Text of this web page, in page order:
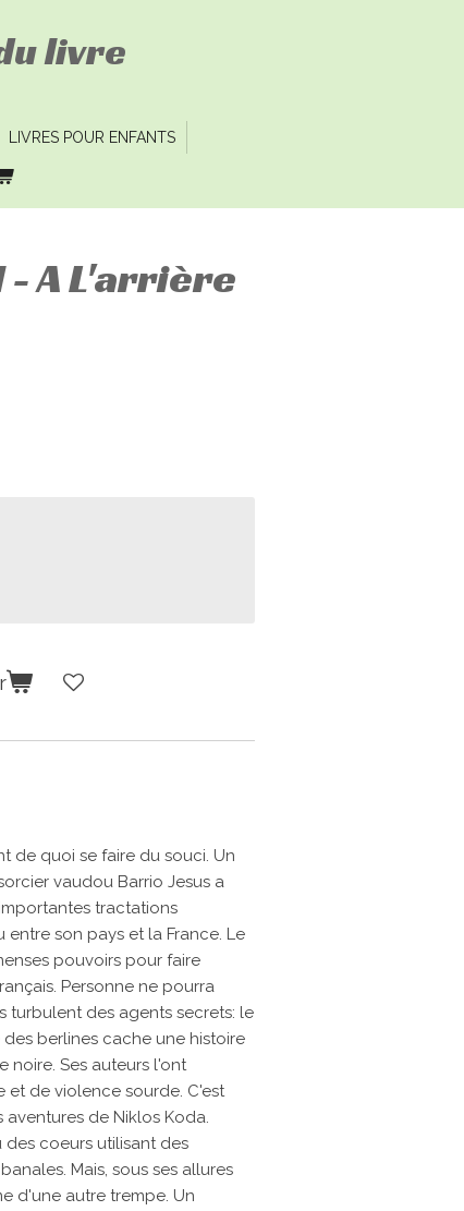
livre
LIVRES POUR ENFANTS
- A L'arrière
de quoi se faire du souci. Un
vaudou Barrio Jesus a
tractations
son pays et la France. Le
pouvoirs pour faire
Personne ne pourra
turbulent des agents secrets: le
berlines cache une histoire
noire. Ses auteurs l'ont
et de violence sourde. C'est
de Niklos Koda.
coeurs utilisant des
Mais, sous ses allures
d'une autre trempe. Un